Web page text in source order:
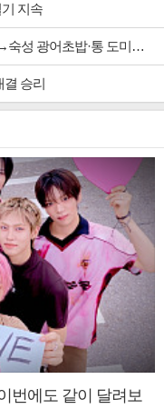
지속
초밥·통 도미찜 맛집 탐방
결 승리
번에도 같이 달려보